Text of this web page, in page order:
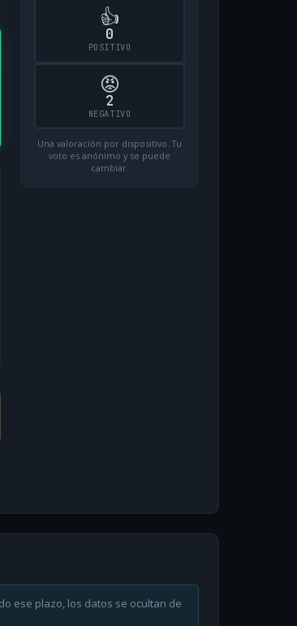
👍
0
POSITIVO
😡
2
NEGATIVO
Una valoración por dispositivo. Tu
voto es anónimo y se puede
cambiar.
ese plazo, los datos se ocultan de